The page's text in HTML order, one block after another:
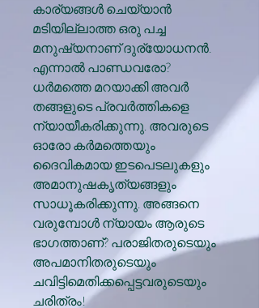
കാര്യങ്ങള്‍ ചെയ്യാന്‍
മടിയില്ലാത്ത ഒരു പച്ച
മനുഷ്യനാണ് ദുര്യോധനന്‍.
എന്നാല്‍ പാണ്ഡവരോ?
ധര്‍മത്തെ മറയാക്കി അവര്‍
തങ്ങളുടെ പ്രവര്‍ത്തികളെ
ന്യായീകരിക്കുന്നു. അവരുടെ
ഓരോ കര്‍മത്തെയും
ദൈവികമായ ഇടപെടലുകളും
അമാനുഷകൃത്യങ്ങളും
സാധൂകരിക്കുന്നു. അങ്ങനെ
വരുമ്പോള്‍ ന്യായം ആരുടെ
ഭാഗത്താണ്? പരാജിതരുടെയും
അപമാനിതരുടെയും
ചവിട്ടിമെതിക്കപ്പെട്ടവരുടെയും
ചരിത്രം!